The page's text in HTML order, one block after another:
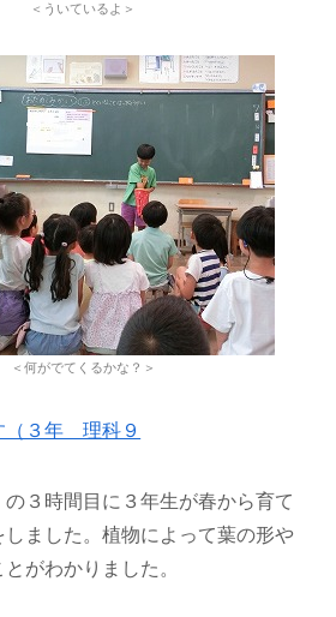
＜ういているよ＞
＜何がでてくるかな？＞
（３年 理科９
の３時間目に３年生が春から育て
しました。植物によって葉の形や
がわかりました。